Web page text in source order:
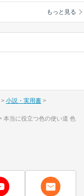
もっと見る
小説・実用書
本当に役立つ色の使い道 色